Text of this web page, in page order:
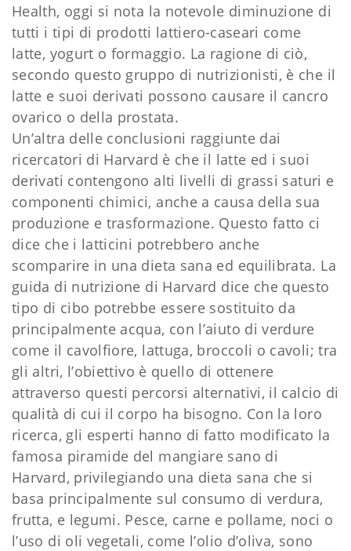
Health, oggi si nota la notevole diminuzione di
tutti i tipi di prodotti lattiero-caseari come
latte, yogurt o formaggio. La ragione di ciò,
secondo questo gruppo di nutrizionisti, è che il
latte e suoi derivati possono causare il cancro
ovarico o della prostata.
Un’altra delle conclusioni raggiunte dai
ricercatori di Harvard è che il latte ed i suoi
derivati contengono alti livelli di grassi saturi e
componenti chimici, anche a causa della sua
produzione e trasformazione. Questo fatto ci
dice che i latticini potrebbero anche
scomparire in una dieta sana ed equilibrata. La
guida di nutrizione di Harvard dice che questo
tipo di cibo potrebbe essere sostituito da
principalmente acqua, con l’aiuto di verdure
come il cavolfiore, lattuga, broccoli o cavoli; tra
gli altri, l’obiettivo è quello di ottenere
attraverso questi percorsi alternativi, il calcio di
qualità di cui il corpo ha bisogno. Con la loro
ricerca, gli esperti hanno di fatto modificato la
famosa piramide del mangiare sano di
Harvard, privilegiando una dieta sana che si
basa principalmente sul consumo di verdura,
frutta, e legumi. Pesce, carne e pollame, noci o
l’uso di oli vegetali, come l’olio d’oliva, sono